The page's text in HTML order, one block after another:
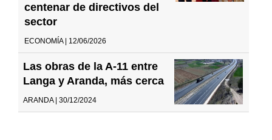
centenar de directivos del
sector
ECONOMÍA | 12/06/2026
Las obras de la A-11 entre
Langa y Aranda, más cerca
ARANDA | 30/12/2024